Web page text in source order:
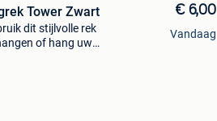
Tower Zwart
dit stijlvolle rek
of hang uw
€ 6,00
Vandaag